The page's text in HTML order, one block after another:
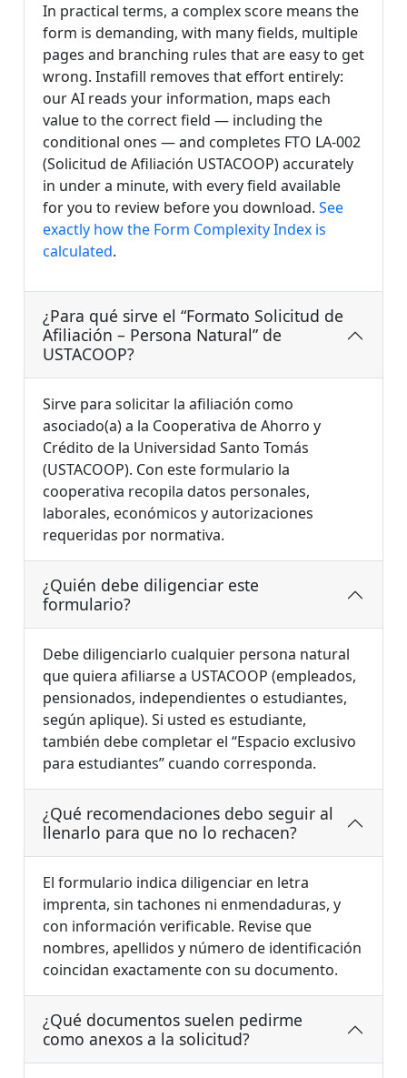
In practical terms, a complex score means the
form is demanding, with many fields, multiple
pages and branching rules that are easy to get
wrong. Instafill removes that effort entirely:
our AI reads your information, maps each
value to the correct field — including the
conditional ones — and completes FTO LA-002
(Solicitud de Afiliación USTACOOP) accurately
in under a minute, with every field available
for you to review before you download. See
exactly how the Form Complexity Index is
calculated.
¿Para qué sirve el “Formato Solicitud de
Afiliación – Persona Natural” de
USTACOOP?
Sirve para solicitar la afiliación como
asociado(a) a la Cooperativa de Ahorro y
Crédito de la Universidad Santo Tomás
(USTACOOP). Con este formulario la
cooperativa recopila datos personales,
laborales, económicos y autorizaciones
requeridas por normativa.
¿Quién debe diligenciar este
formulario?
Debe diligenciarlo cualquier persona natural
que quiera afiliarse a USTACOOP (empleados,
pensionados, independientes o estudiantes,
según aplique). Si usted es estudiante,
también debe completar el “Espacio exclusivo
para estudiantes” cuando corresponda.
¿Qué recomendaciones debo seguir al
llenarlo para que no lo rechacen?
El formulario indica diligenciar en letra
imprenta, sin tachones ni enmendaduras, y
con información verificable. Revise que
nombres, apellidos y número de identificación
coincidan exactamente con su documento.
¿Qué documentos suelen pedirme
como anexos a la solicitud?